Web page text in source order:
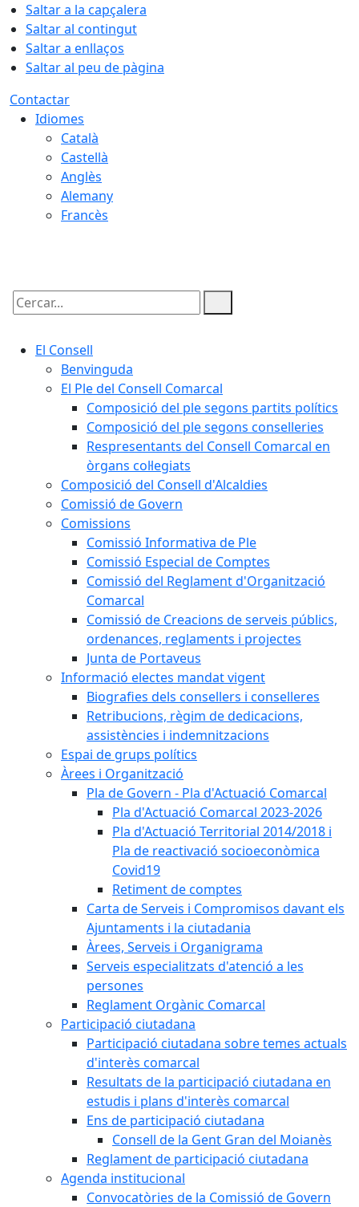
Saltar a la capçalera
Saltar al contingut
Saltar a enllaços
Saltar al peu de pàgina
Contactar
Idiomes
Català
Castellà
Anglès
Alemany
Francès
Cercar:
El Consell
Benvinguda
El Ple del Consell Comarcal
Composició del ple segons partits polítics
Composició del ple segons conselleries
Respresentants del Consell Comarcal en
òrgans col·legiats
Composició del Consell d'Alcaldies
Comissió de Govern
Comissions
Comissió Informativa de Ple
Comissió Especial de Comptes
Comissió del Reglament d'Organització
Comarcal
Comissió de Creacions de serveis públics,
ordenances, reglaments i projectes
Junta de Portaveus
Informació electes mandat vigent
Biografies dels consellers i conselleres
Retribucions, règim de dedicacions,
assistències i indemnitzacions
Espai de grups polítics
Àrees i Organització
Pla de Govern - Pla d'Actuació Comarcal
Pla d'Actuació Comarcal 2023-2026
Pla d'Actuació Territorial 2014/2018 i
Pla de reactivació socioeconòmica
Covid19
Retiment de comptes
Carta de Serveis i Compromisos davant els
Ajuntaments i la ciutadania
Àrees, Serveis i Organigrama
Serveis especialitzats d'atenció a les
persones
Reglament Orgànic Comarcal
Participació ciutadana
Participació ciutadana sobre temes actuals
d'interès comarcal
Resultats de la participació ciutadana en
estudis i plans d'interès comarcal
Ens de participació ciutadana
Consell de la Gent Gran del Moianès
Reglament de participació ciutadana
Agenda institucional
Convocatòries de la Comissió de Govern